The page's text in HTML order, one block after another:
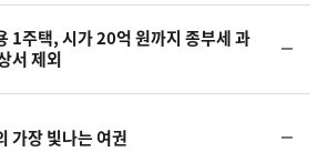
하
1주택, 시가 20억 원까지 종부세 과
서 제외
일
가장 빛나는 여권